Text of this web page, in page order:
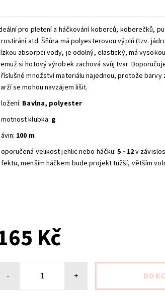
pro pletení a háčkování koberců, koberečků,
atd.Šňůra má polyesterovou výplň (tzv.
absorpci vody, je odolný, elastický, má
si hotový výrobek zachová svůj tvar.
množství materiálu najednou, protože barvy
se mohou navzájem lišit.
Bavlna, polyester
klubka: g
100 m
velikost jehlic nebo háčku:5 - 12v
menším háčkem bude projekt tužší, větším
Kč
- +